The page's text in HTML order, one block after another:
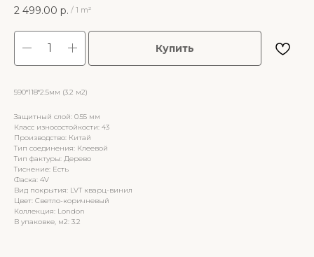
2 499.00 р. / 1 m²
Купить
590*118*2.5мм (3.2 м2)
Защитный слой: 0.55 мм
Класс износостойкости: 43
Производство: Китай
Тип соединения: Клеевой
Тип фактуры: Дерево
Тиснение: Есть
Фаска: 4V
Вид покрытия: LVT кварц-винил
Цвет: Светло-коричневый
Коллекция: London
В упаковке, м2: 3.2